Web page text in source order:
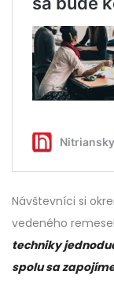
Návštevníci si
vedeného
techniky
spolu sa